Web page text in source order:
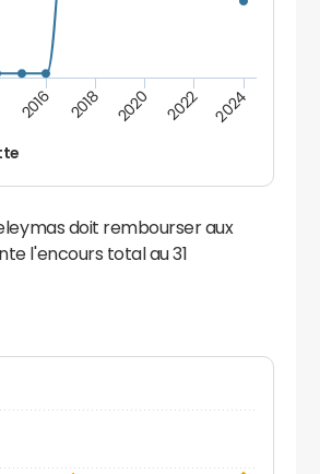
2016 2018 2020 2022 2024
doit rembourser aux
l'encours total au 31